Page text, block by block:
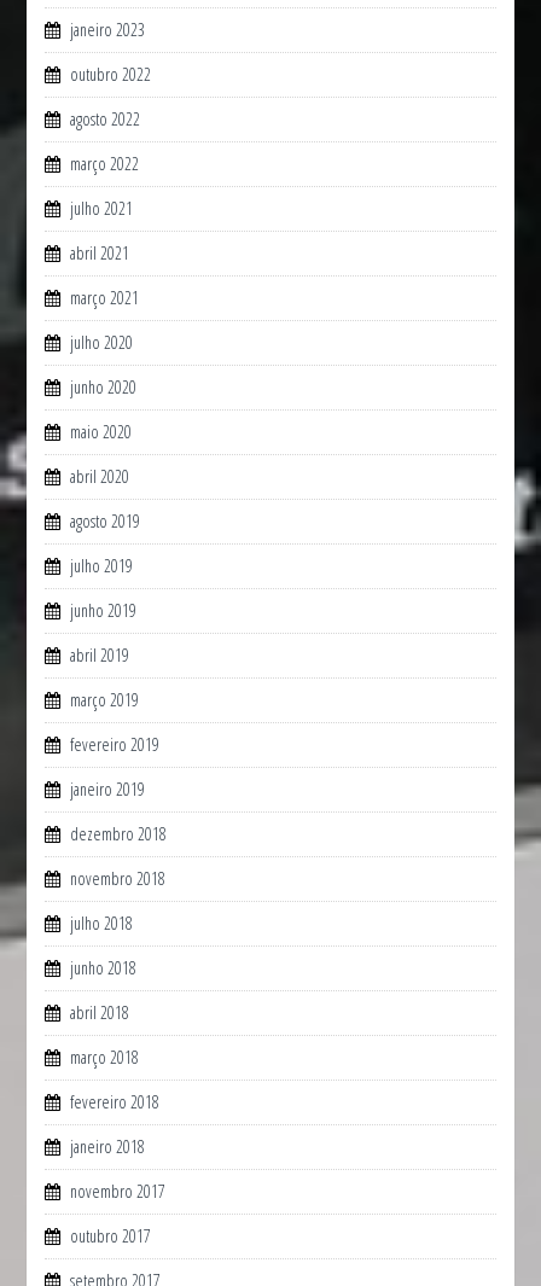
janeiro 2023
outubro 2022
agosto 2022
março 2022
julho 2021
abril 2021
março 2021
julho 2020
junho 2020
maio 2020
abril 2020
agosto 2019
julho 2019
junho 2019
abril 2019
março 2019
fevereiro 2019
janeiro 2019
dezembro 2018
novembro 2018
julho 2018
junho 2018
abril 2018
março 2018
fevereiro 2018
janeiro 2018
novembro 2017
outubro 2017
setembro 2017